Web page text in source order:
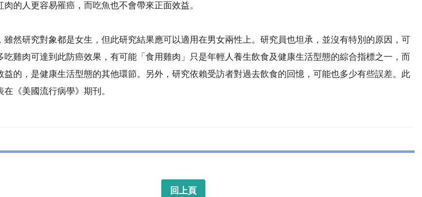
肉的人更容易罹癌，而吃魚也不會帶來正面效益。
雖然研究對象都是女生，但此研究結果應可以適用在男女兩性上。研究員也坦承，並沒有特別的原因，可
吃雞肉可達到此防癌效果，有可能「食用雞肉」只是年輕人養生飲食及健康生活型態的綜合指標之一，而
益的，是健康生活型態的其他環節。另外，研究依賴受訪者對過去飲食的回憶，可能也多少有些誤差。此
在《美國流行病學》期刊。
回上頁